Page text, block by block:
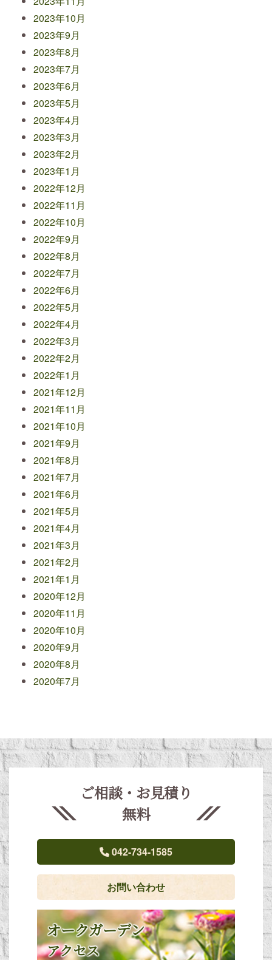
2023年10月
2023年9月
2023年8月
2023年7月
2023年6月
2023年5月
2023年4月
2023年3月
2023年2月
2023年1月
2022年12月
2022年11月
2022年10月
2022年9月
2022年8月
2022年7月
2022年6月
2022年5月
2022年4月
2022年3月
2022年2月
2022年1月
2021年12月
2021年11月
2021年10月
2021年9月
2021年8月
2021年7月
2021年6月
2021年5月
2021年4月
2021年3月
2021年2月
2021年1月
2020年12月
2020年11月
2020年10月
2020年9月
2020年8月
2020年7月
ご相談・お見積り
無料
042-734-1585
お問い合わせ
オークガーデン
アクセス